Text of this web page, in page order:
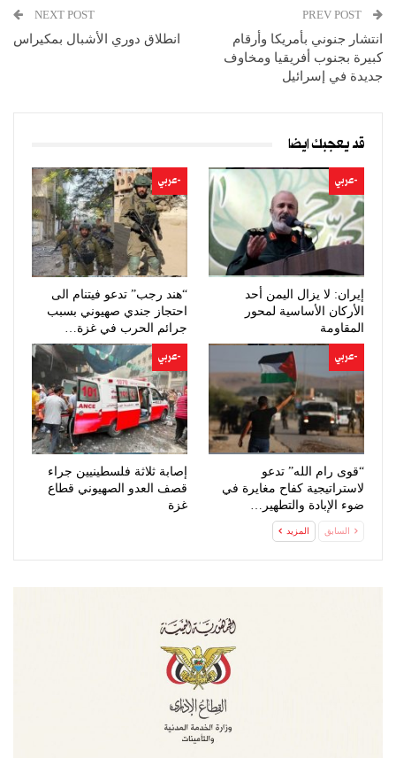
انتشار جنوني بأمريكا وأرقام
كبيرة بجنوب أفريقيا ومخاوف
جديدة في إسرائيل
NEXT POST
انطلاق دوري الأشبال بمكيراس
قد يعجبك ايضا
-عربي
إيران: لا يزال اليمن أحد
الأركان الأساسية لمحور
المقاومة
-عربي
“هند رجب” تدعو فيتنام الى
احتجاز جندي صهيوني بسبب
جرائم الحرب في غزة…
-عربي
“قوى رام الله” تدعو
لاستراتيجية كفاح مغايرة في
ضوء الإبادة والتطهير…
-عربي
إصابة ثلاثة فلسطينيين جراء
قصف العدو الصهيوني قطاع
غزة
السابق المزيد